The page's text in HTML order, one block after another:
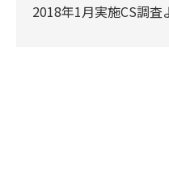
2018年1月実施CS調査